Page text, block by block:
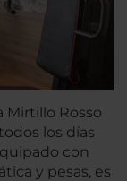
Mirtillo Rosso
los días
con
y pesas, es